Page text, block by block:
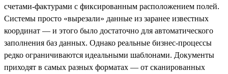
счетами-фактурами с фиксированным расположением полей.
Системы просто «вырезали» данные из заранее известных
координат — и этого было достаточно для автоматического
заполнения баз данных. Однако реальные бизнес-процессы
редко ограничиваются идеальными шаблонами. Документы
приходят в самых разных форматах — от сканированных